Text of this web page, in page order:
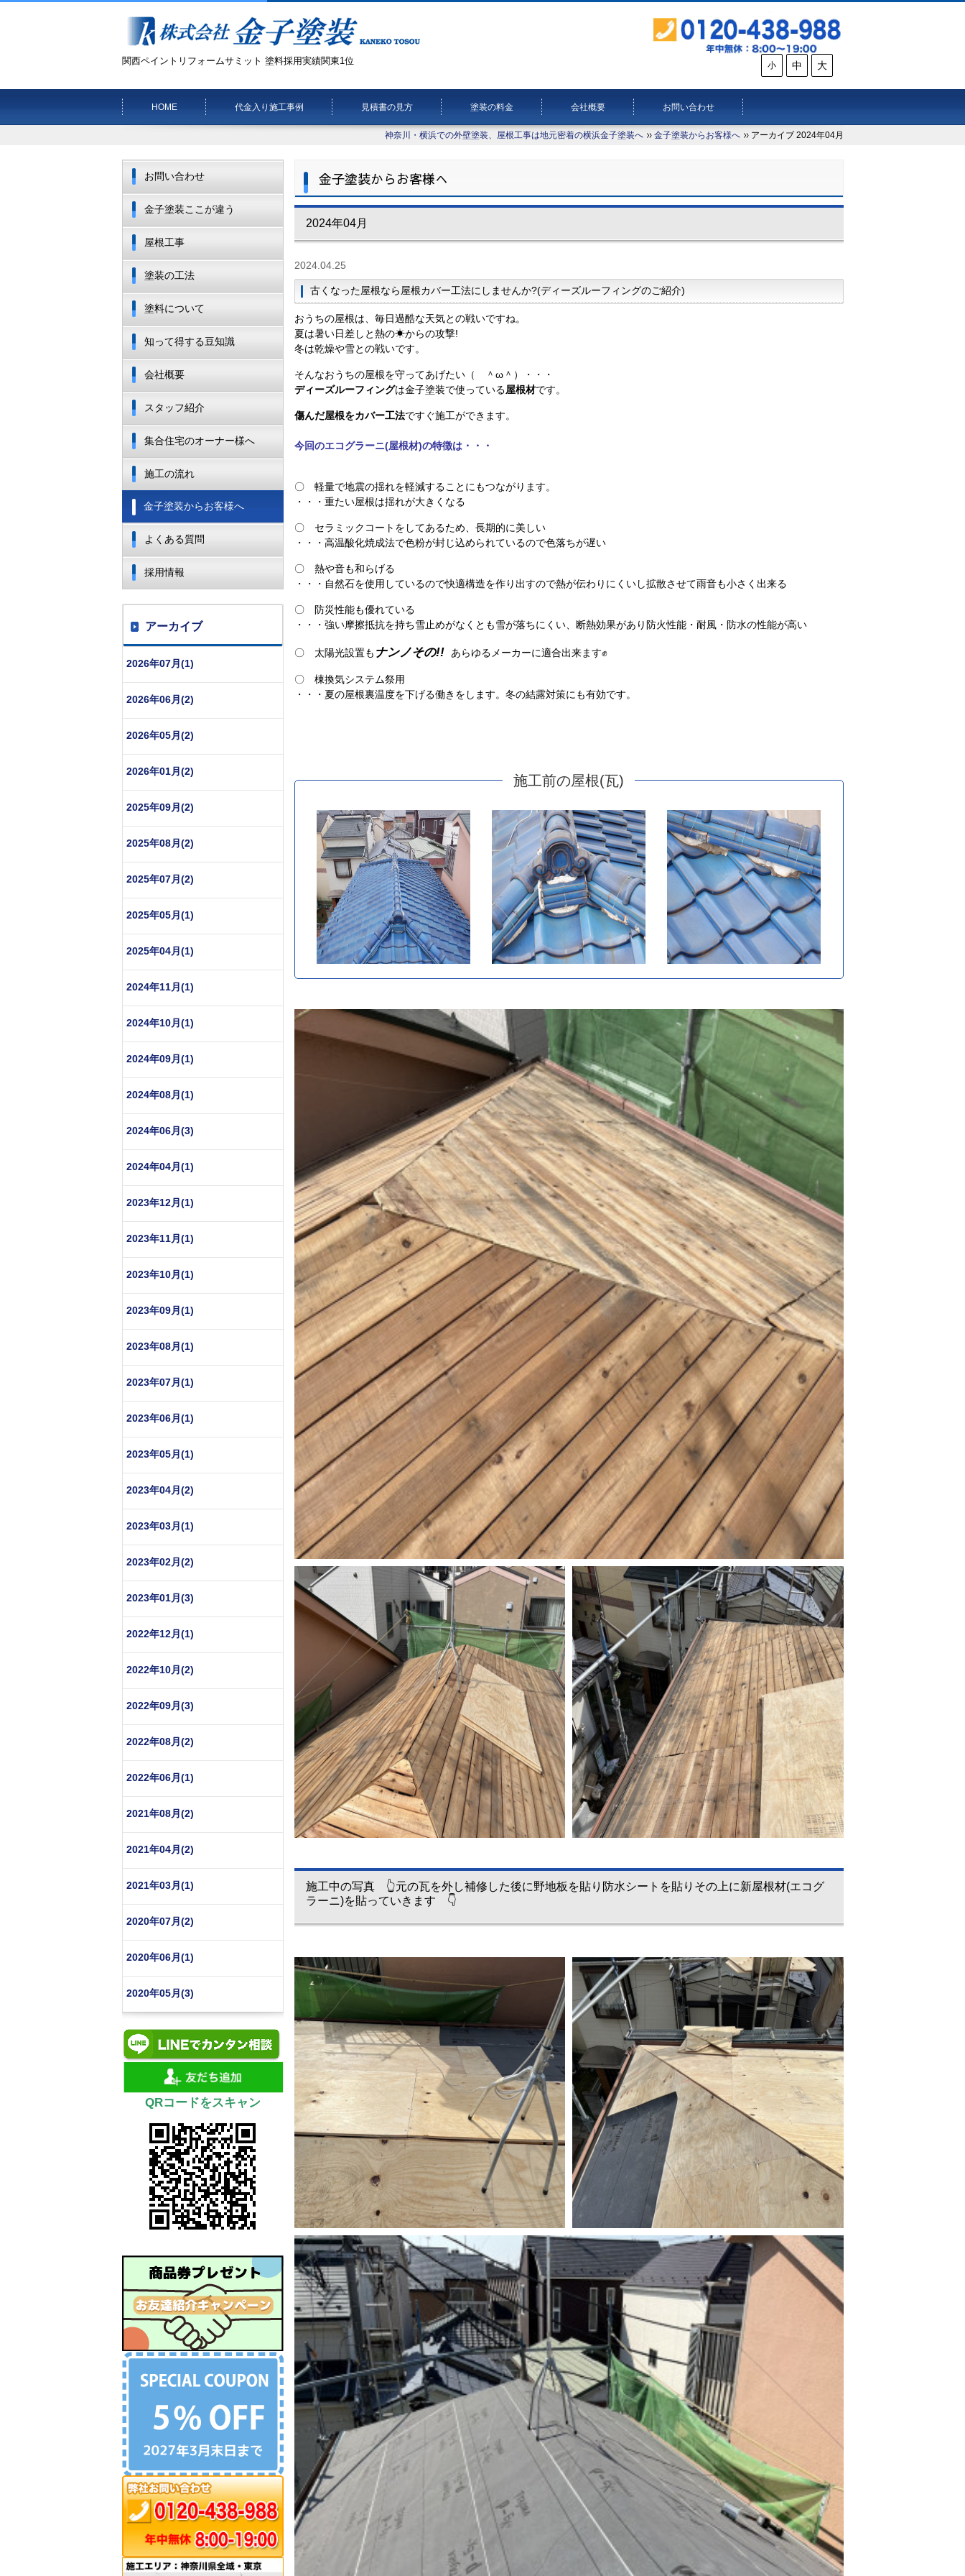
関西ペイントリフォームサミット 塗料採用実績関東1位 小 中 大
HOME 代金入り施工事例 見積書の見方 塗装の料金 会社概要 お問い合わせ
神奈川・横浜での外壁塗装、屋根工事は地元密着の横浜金子塗装へ 金子塗装からお客様へ アーカイブ 2024年04月
金子塗装からお客様へ
2024年04月
2024.04.25
古くなった屋根なら屋根カバー工法にしませんか?(ディーズルーフィングのご紹介)
おうちの屋根は、毎日過酷な天気との戦いですね。
夏は暑い日差しと熱の☀からの攻撃!
冬は乾燥や雪との戦いです。
そんなおうちの屋根を守ってあげたい（ ＾ω＾）・・・
ディーズルーフィングは金子塗装で使っている屋根材です。
傷んだ屋根をカバー工法ですぐ施工ができます。
今回のエコグラーニ(屋根材)の特徴は・・・
〇 軽量で地震の揺れを軽減することにもつながります。
・・・重たい屋根は揺れが大きくなる
〇 セラミックコートをしてあるため、長期的に美しい
・・・高温酸化焼成法で色粉が封じ込められているので色落ちが遅い
〇 熱や音も和らげる
・・・自然石を使用しているので快適構造を作り出すので熱が伝わりにくいし拡散させて雨音も小さく出来る
〇 防災性能も優れている
・・・強い摩擦抵抗を持ち雪止めがなくとも雪が落ちにくい、断熱効果があり防火性能・耐風・防水の性能が高い
〇 太陽光設置も ナンノその!! あらゆるメーカーに適合出来ます✊
〇 棟換気システム祭用
・・・夏の屋根裏温度を下げる働きをします。冬の結露対策にも有効です。
施工前の屋根(瓦)
施工中の写真 👆元の瓦を外し補修した後に野地板を貼り防水シートを貼りその上に新屋根材(エコグ
ラーニ)を貼っていきます 👇
お問い合わせ
金子塗装ここが違う
屋根工事
塗装の工法
塗料について
知って得する豆知識
会社概要
スタッフ紹介
集合住宅のオーナー様へ
施工の流れ
金子塗装からお客様へ
よくある質問
採用情報
アーカイブ
2026年07月(1)
2026年06月(2)
2026年05月(2)
2026年01月(2)
2025年09月(2)
2025年08月(2)
2025年07月(2)
2025年05月(1)
2025年04月(1)
2024年11月(1)
2024年10月(1)
2024年09月(1)
2024年08月(1)
2024年06月(3)
2024年04月(1)
2023年12月(1)
2023年11月(1)
2023年10月(1)
2023年09月(1)
2023年08月(1)
2023年07月(1)
2023年06月(1)
2023年05月(1)
2023年04月(2)
2023年03月(1)
2023年02月(2)
2023年01月(3)
2022年12月(1)
2022年10月(2)
2022年09月(3)
2022年08月(2)
2022年06月(1)
2021年08月(2)
2021年04月(2)
2021年03月(1)
2020年07月(2)
2020年06月(1)
2020年05月(3)
QRコードをスキャン